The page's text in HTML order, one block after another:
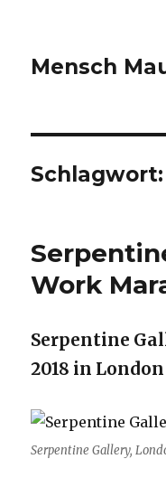
Mensch
Schlagwort:
Work
Serpentine
2018 in London
Serpentine Gallery,